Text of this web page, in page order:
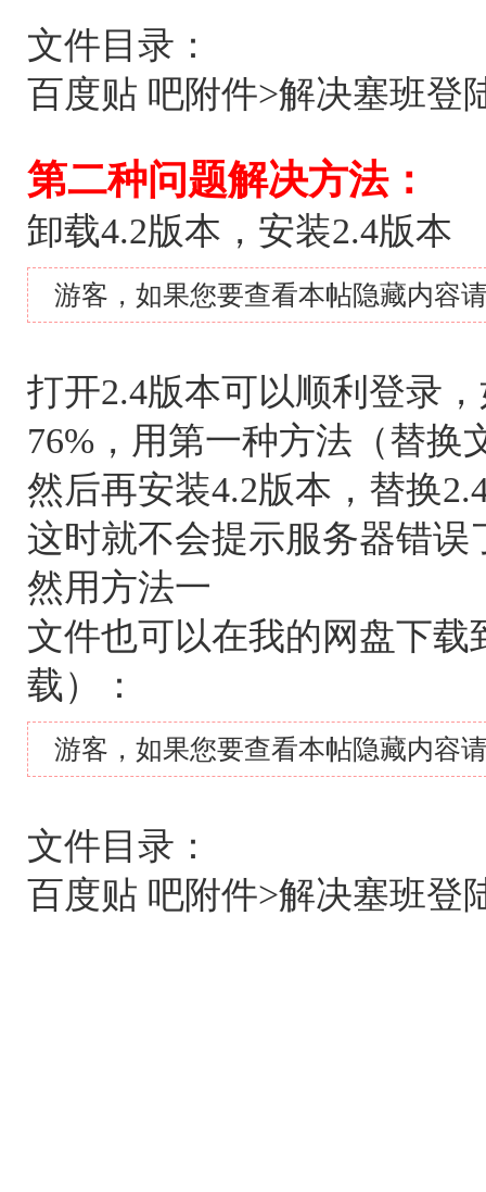
文件目录：
百度贴 吧附件>解决塞班登
第二种问题解决方法：
卸载4.2版本，安装2.4版本
游客，如果您要查看本帖隐藏内容
打开2.4版本可以顺利登录
76%，用第一种方法（替换
然后再安装4.2版本，替换
这时就不会提示服务器错误
然用方法一
文件也可以在我的网盘下
载）：
游客，如果您要查看本帖隐藏内容
文件目录：
百度贴 吧附件>解决塞班登